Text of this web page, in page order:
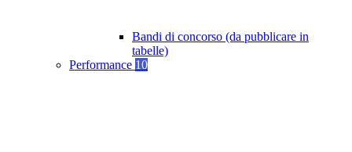
Bandi di concorso (da pubblicare in
tabelle)
Performance 10